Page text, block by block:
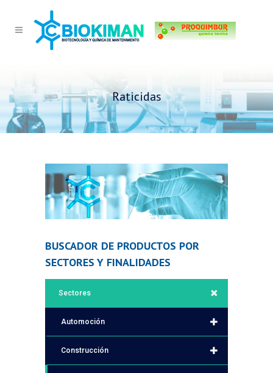
Raticidas
BUSCADOR DE PRODUCTOS POR
SECTORES Y FINALIDADES
Sectores
Automoción
Construcción